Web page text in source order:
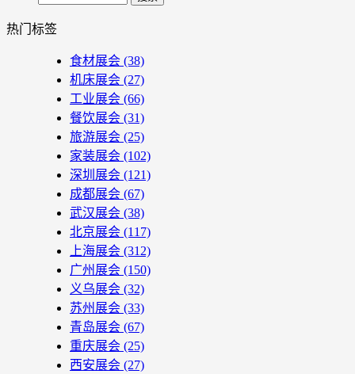
热门标签
食材展会 (38)
机床展会 (27)
工业展会 (66)
餐饮展会 (31)
旅游展会 (25)
家装展会 (102)
深圳展会 (121)
成都展会 (67)
武汉展会 (38)
北京展会 (117)
上海展会 (312)
广州展会 (150)
义乌展会 (32)
苏州展会 (33)
青岛展会 (67)
重庆展会 (25)
西安展会 (27)